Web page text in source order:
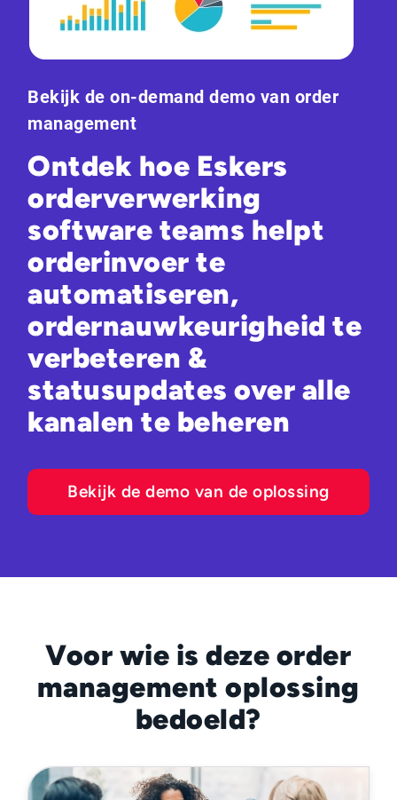
Bekijk de on-demand demo van order
management
Ontdek hoe Eskers
orderverwerking
software teams helpt
orderinvoer te
automatiseren,
ordernauwkeurigheid te
verbeteren &
statusupdates over alle
kanalen te beheren
Bekijk de demo van de oplossing
Voor wie is deze order
management oplossing
bedoeld?